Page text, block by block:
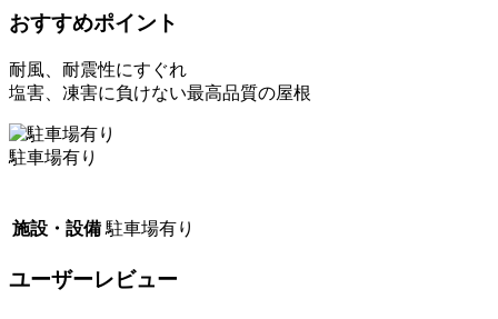
おすすめポイント
耐風、耐震性にすぐれ
塩害、凍害に負けない最高品質の屋根
駐車場有り
施設・設備 駐車場有り
ユーザーレビュー